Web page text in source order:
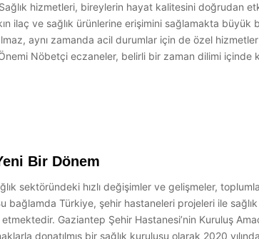
hizmetleri, bireylerin hayat kalitesini doğrudan
ilaç ve sağlık ürünlerine erişimini sağlamakta
aynı zamanda acil durumlar için de özel
Nöbetçi eczaneler, belirli bir zaman dilimi içinde
Bir Dönem
sektöründeki hızlı değişimler ve gelişmeler,
bağlamda Türkiye, şehir hastaneleri projeleri ile
Gaziantep Şehir Hastanesi’nin Kuruluş
donatılmış bir sağlık kuruluşu olarak 2020